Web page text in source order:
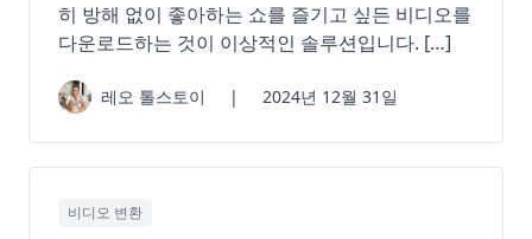
히 방해 없이 좋아하는 쇼를 즐기고 싶든 비디오를
다운로드하는 것이 이상적인 솔루션입니다. […]
레오 톨스토이 | 2024년 12월 31일
비디오 변환